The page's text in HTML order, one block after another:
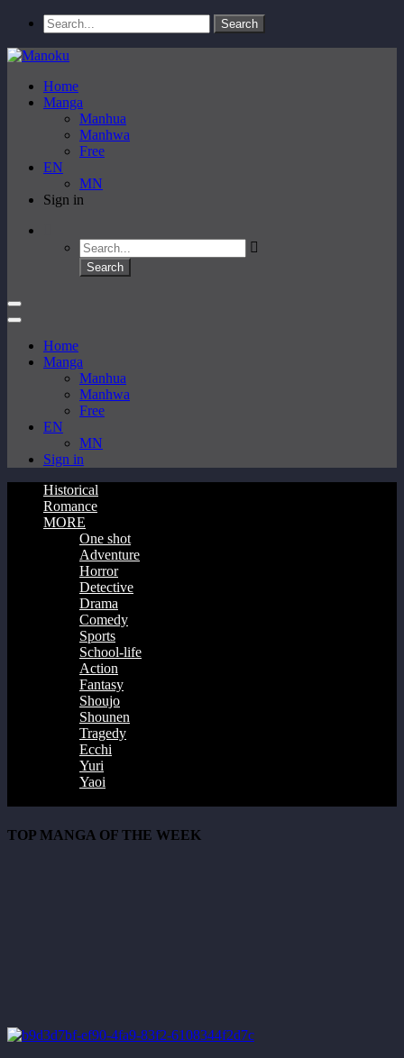
Home
Manga
Manhua
Manhwa
Free
EN
MN
Sign in
Home
Manga
Manhua
Manhwa
Free
EN
MN
Sign in
Historical
Romance
MORE
One shot
Adventure
Horror
Detective
Drama
Comedy
Sports
School-life
Action
Fantasy
Shoujo
Shounen
Tragedy
Ecchi
Yuri
Yaoi
TOP MANGA OF THE WEEK